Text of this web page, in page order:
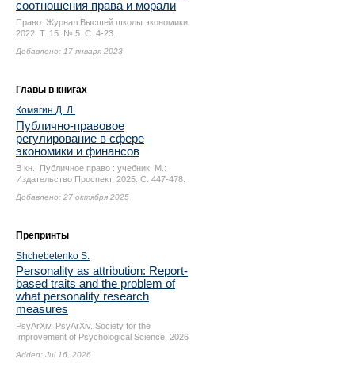
соотношения права и морали
Право. Журнал Высшей школы экономики.
2022. Т. 15. № 5. С. 4-23.
Добавлено: 17 января 2023
Главы в книгах
Комягин Д. Л.
Публично-правовое
регулирование в сфере
экономики и финансов
В кн.: Публичное право : учебник. М.:
Издательство Проспект, 2025. С. 447-478.
Добавлено: 27 октября 2025
Препринты
Shchebetenko S.
Personality as attribution: Report-
based traits and the problem of
what personality research
measures
PsyArXiv. PsyArXiv. Society for the
Improvement of Psychological Science, 2026
Added: Jul 16, 2026